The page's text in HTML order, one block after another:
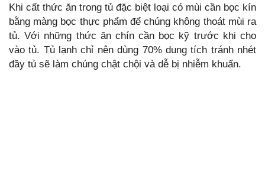
Khi cất thức ăn trong tủ đặc biệt loại có mùi cần bọc kín
bằng màng bọc thực phẩm để chúng không thoát mùi ra
tủ. Với những thức ăn chín cần bọc kỹ trước khi cho
vào tủ. Tủ lạnh chỉ nên dùng 70% dung tích tránh nhét
đầy tủ sẽ làm chúng chật chội và dễ bị nhiễm khuẩn.